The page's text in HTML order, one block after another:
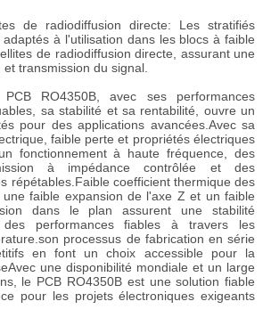
de radiodiffusion directe: Les stratifiés
à l'utilisation dans les blocs à faible
de radiodiffusion directe, assurant une
transmission du signal.
RO4350B, avec ses performances
sa stabilité et sa rentabilité, ouvre un
pour des applications avancées.Avec sa
faible perte et propriétés électriques
fonctionnement à haute fréquence, des
à impédance contrôlée et des
répétables.Faible coefficient thermique des
une faible expansion de l'axe Z et un faible
dans le plan assurent une stabilité
des performances fiables à travers les
processus de fabrication en série
en font un choix accessible pour la
une disponibilité mondiale et un large
le PCB RO4350B est une solution fiable
pour les projets électroniques exigeants